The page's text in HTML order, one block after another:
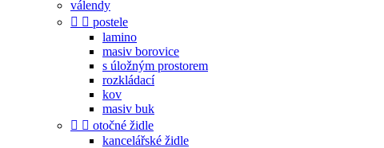
válendy
  postele
lamino
masiv borovice
s úložným prostorem
rozkládací
kov
masiv buk
  otočné židle
kancelářské židle